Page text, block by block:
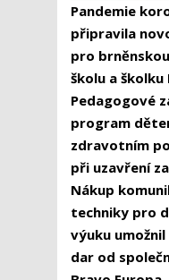
Pandemie
připravila
pro
školu a školku
Pedagogové
program
zdravotním
při uzavření
Nákup
techniky pro
výuku
dar od